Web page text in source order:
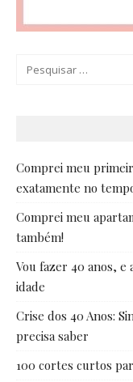
Comprei meu
exatamente no
Comprei meu
também!
Vou fazer 40 anos, e
idade
Crise dos 40 Anos:
precisa saber
100 cortes curtos